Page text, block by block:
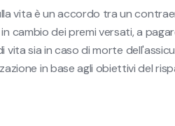
vita è un accordo tra un
cambio dei premi versati, a
vita sia in caso di morte
in base agli obiettivi del